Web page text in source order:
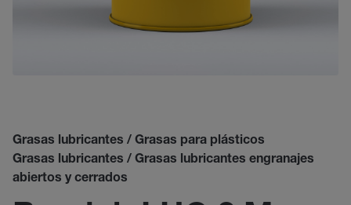
Grasas lubricantes / Grasas para plásticos
Grasas lubricantes / Grasas lubricantes engranajes
abiertos y cerrados